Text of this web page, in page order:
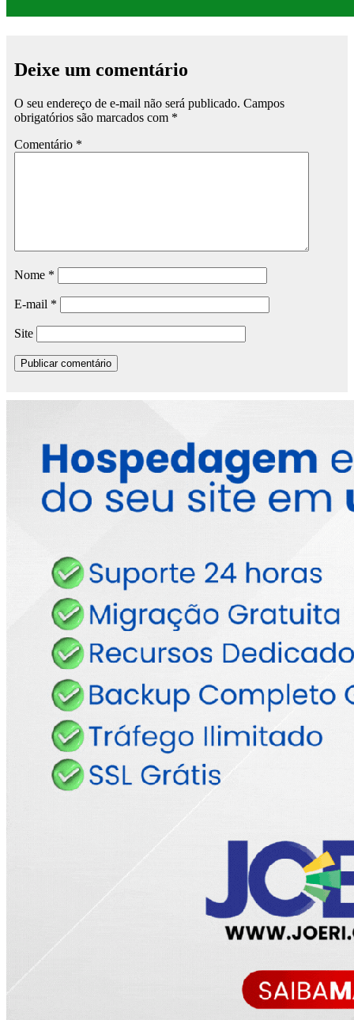
Deixe um comentário
O seu endereço de e-mail não será publicado. Campos
obrigatórios são marcados com *
Comentário *
Nome *
E-mail *
Site